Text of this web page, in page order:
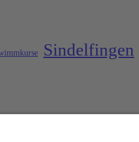
Sindelfingen